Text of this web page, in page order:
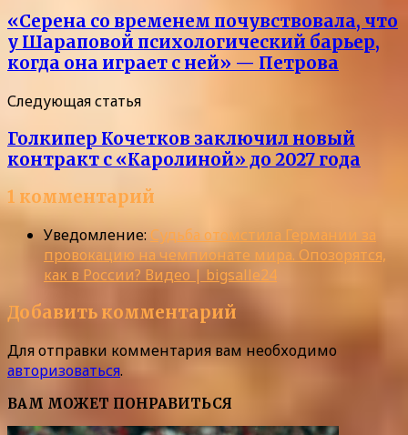
«Серена со временем почувствовала, что
у Шараповой психологический барьер,
когда она играет с ней» — Петрова
Следующая статья
Голкипер Кочетков заключил новый
контракт с «Каролиной» до 2027 года
1 комментарий
Уведомление: Судьба отомстила Германии за
провокацию на чемпионате мира. Опозорятся,
как в России? Видео | bigsalle24
Добавить комментарий
Для отправки комментария вам необходимо
авторизоваться.
ВАМ МОЖЕТ ПОНРАВИТЬСЯ